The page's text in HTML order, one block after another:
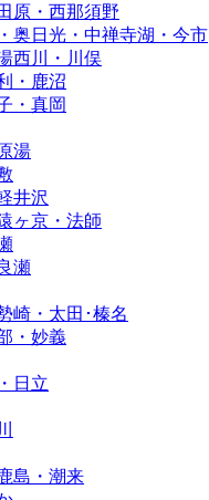
原・西那須野
奥日光・中禅寺湖・今市
西川・川俣
・鹿沼
・真岡
湯
井沢
ヶ京・法師
瀬
崎・太田･榛名
・妙義
日立
島・潮来